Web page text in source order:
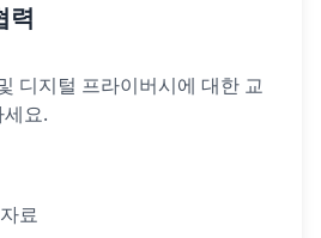
력
디지털 프라이버시에 대한 교
요.
료